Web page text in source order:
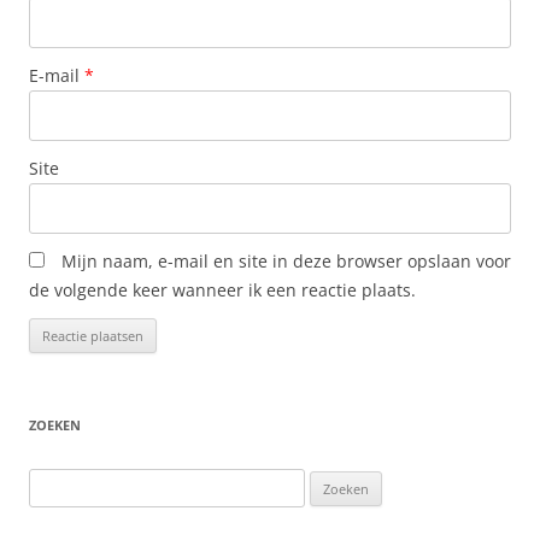
E-mail *
Site
Mijn naam, e-mail en site in deze browser opslaan voor
de volgende keer wanneer ik een reactie plaats.
ZOEKEN
naar: